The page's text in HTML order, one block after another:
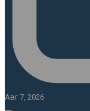
Авг 7, 2026